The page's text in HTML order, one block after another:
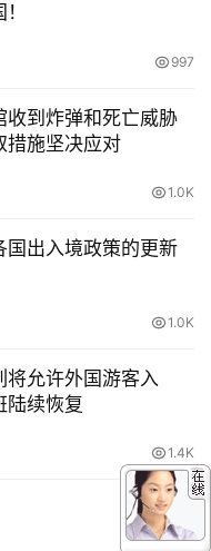
997
收到炸弹和死亡威胁
措施坚决应对
1.0K
国出入境政策的更新
1.0K
将允许外国游客入
陆续恢复
1.4K